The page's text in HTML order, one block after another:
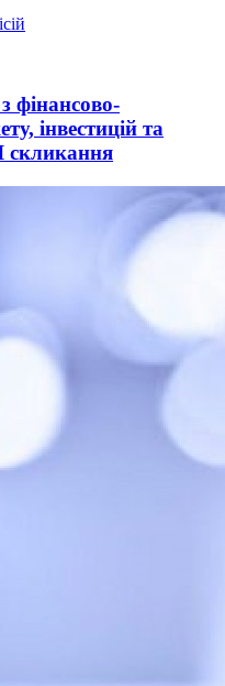
з фінансово-
інвестицій та
скликання